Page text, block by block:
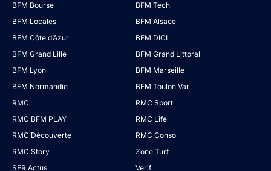
BFM Bourse
BFM Tech
BFM Locales
BFM Alsace
BFM Côte d’Azur
BFM DICI
BFM Grand Lille
BFM Grand Littoral
BFM Lyon
BFM Marseille
BFM Normandie
BFM Toulon Var
RMC
RMC Sport
RMC BFM PLAY
RMC Life
RMC Découverte
RMC Conso
RMC Story
Zone Turf
SFR Actus
Verif